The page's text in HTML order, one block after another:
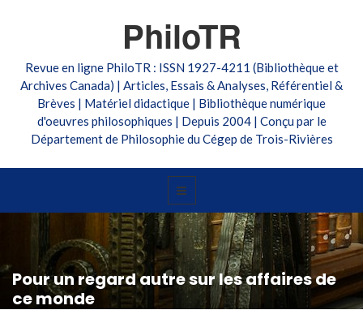
PhiloTR
Revue en ligne PhiloTR : ISSN 1927-4211 (Bibliothèque et
Archives Canada) | Articles, Essais & Analyses, Référentiel &
Brèves | Matériel didactique | Bibliothèque numérique
d'oeuvres philosophiques | Depuis 2004 | Conçu par le
Département de Philosophie du Cégep de Trois-Rivières
Pour un regard autre sur les affaires de
ce monde